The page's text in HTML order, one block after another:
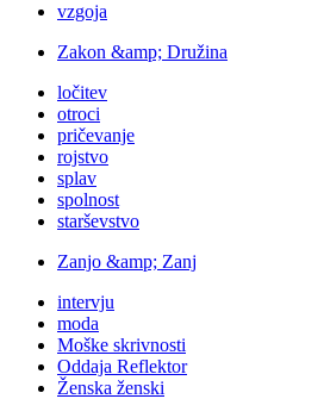
vzgoja
Zakon &amp; Družina
ločitev
otroci
pričevanje
rojstvo
splav
spolnost
starševstvo
Zanjo &amp; Zanj
intervju
moda
Moške skrivnosti
Oddaja Reflektor
Ženska ženski